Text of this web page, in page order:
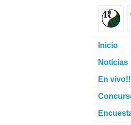
Inicio
Noticias
En